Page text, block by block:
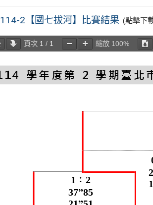
114-2【國七拔河】比賽結果 (點擊下
頁次 1 / 1 縮放 100%